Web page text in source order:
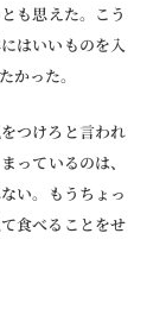
も思えた。こう
はいいものを入
かった。
つけろと言われ
っているのは、
い。もうちょっ
食べることをせ